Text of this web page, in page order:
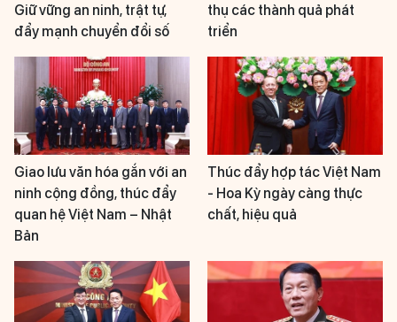
Giữ vững an ninh, trật tự,
đẩy mạnh chuyển đổi số
thụ các thành quả phát
triển
Giao lưu văn hóa gắn với an
ninh cộng đồng, thúc đẩy
quan hệ Việt Nam – Nhật
Bản
Thúc đẩy hợp tác Việt Nam
- Hoa Kỳ ngày càng thực
chất, hiệu quả